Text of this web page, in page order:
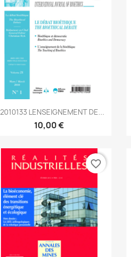
 Aperçu rapide
LENSEIGNEMENT DE...
10,00 €
favorite_border